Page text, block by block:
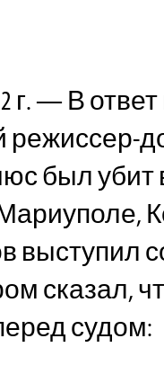
г. — В
режиссер-
был
выступил
сказал,
судом: